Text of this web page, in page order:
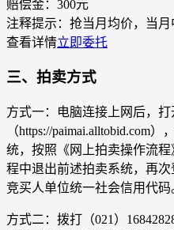
赔偿金： 300元
注释提示： 抢当月均价，当月
查看详情立即委托
三、拍卖方式
方式一：电脑连接上网后，
（https://paimai.alltobid.com
统，按照《网上拍卖操作流
程中退出前述拍卖系统，再
竞买人单位统一社会信用代码
方式二：拨打（021）